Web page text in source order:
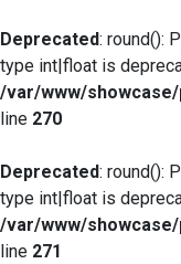
Deprecated: round():
type int|float is
/var/www/
line 270
Deprecated: round():
type int|float is
/var/www/
line 271